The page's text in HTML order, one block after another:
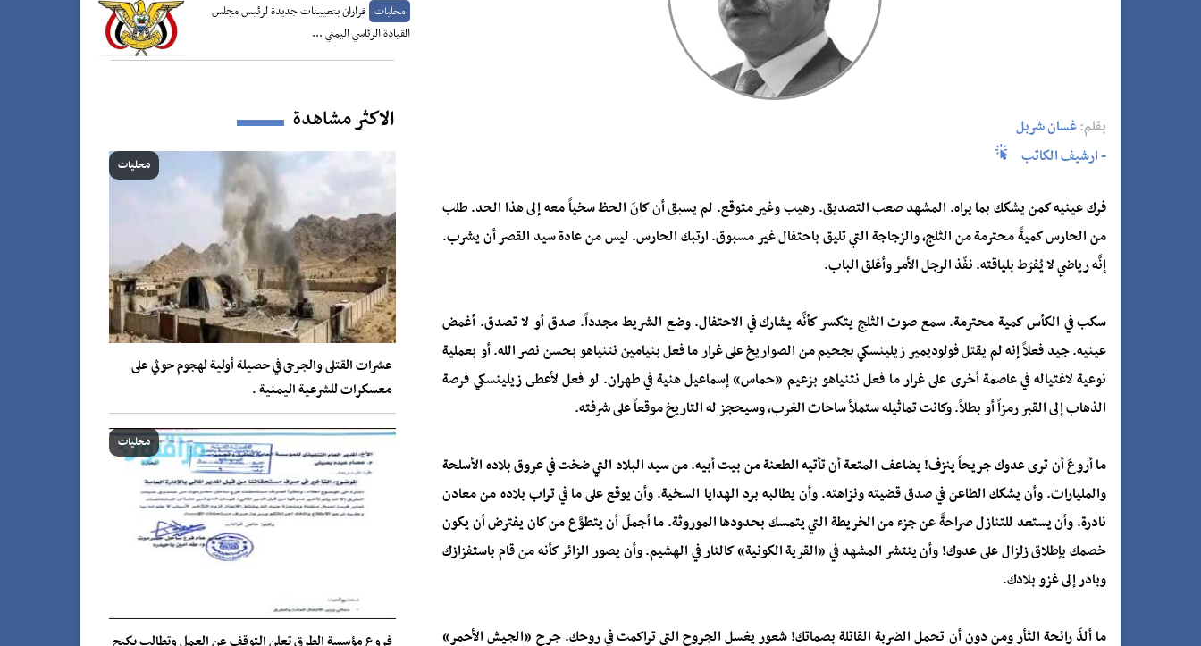
بقلم:غسان شربل
- ارشيف الكاتب
فرك عينيه كمن يشكك بما يراه. المشهد صعب التصديق. رهيب وغير متوقع. لم يسبق أن كانَ الحظ سخياً معه إلى هذا الحد. طلب
من الحارس كميةً محترمة من الثلج، والزجاجة التي تليق باحتفال غير مسبوق. ارتبك الحارس. ليس من عادة سيد القصر أن يشرب.
إنَّه رياضي لا يُفرّط بلياقته. نفّذ الرجل الأمر وأغلق الباب.
سكب في الكأس كمية محترمة. سمع صوت الثلج يتكسر كأنَّه يشارك في الاحتفال. وضع الشريط مجدداً. صدق أو لا تصدق. أغمض
عينيه. جيد فعلاً إنه لم يقتل فولوديمير زيلينسكي بجحيم من الصواريخ على غرار ما فعل بنيامين نتنياهو بحسن نصر الله. أو بعملية
نوعية لاغتياله في عاصمة أخرى على غرار ما فعل نتنياهو بزعيم «حماس» إسماعيل هنية في طهران. لو فعل لأعطى زيلينسكي فرصة
الذهاب إلى القبر رمزاً أو بطلاً. وكانت تماثيله ستملأ ساحات الغرب، وسيحجز له التاريخ موقعاً على شرفته.
ما أروعَ أن ترى عدوك جريحاً ينزف! يضاعف المتعة أن تأتيه الطعنة من بيت أبيه. من سيد البلاد التي ضخت في عروق بلاده الأسلحة
والمليارات. وأن يشكك الطاعن في صدق قضيته ونزاهته. وأن يطالبه برد الهدايا السخية. وأن يوقع على ما في تراب بلاده من معادن
نادرة. وأن يستعد للتنازل صراحةً عن جزء من الخريطة التي يتمسك بحدودها الموروثة. ما أجملَ أن يتطوَّع من كان يفترض أن يكون
خصمك بإطلاق زلزال على عدوك! وأن ينتشر المشهد في «القرية الكونية» كالنار في الهشيم. وأن يصور الزائر كأنه من قام باستفزازك
وبادر إلى غزو بلادك.
ما ألذَ رائحة الثأر ومن دون أن تحمل الضربة القاتلة بصماتك! شعور يغسل الجروح التي تراكمت في روحك. جرح «الجيش الأحمر»
محليات قراران بتعيينات جديدة لرئيس مجلس
القيادة الرئاسي اليمني ...
الاكثر مشاهدة
محليات
عشرات القتلى والجرحى في حصيلة أولية لهجوم حوثي على
معسكرات للشرعية اليمنية .
محليات